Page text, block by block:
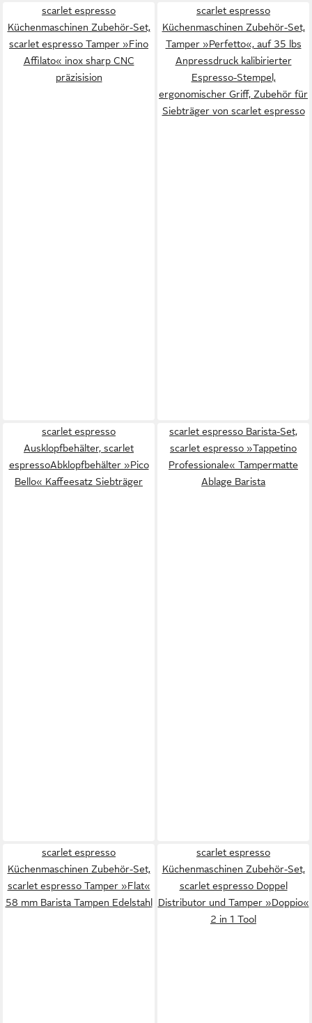
scarlet espresso
Küchenmaschinen Zubehör-Set,
scarlet espresso Tamper »Fino
Affilato« inox sharp CNC
präzisision
scarlet espresso
Küchenmaschinen Zubehör-Set,
Tamper »Perfetto«, auf 35 lbs
Anpressdruck kalibirierter
Espresso-Stempel,
ergonomischer Griff, Zubehör für
Siebträger von scarlet espresso
scarlet espresso
Ausklopfbehälter, scarlet
espressoAbklopfbehälter »Pico
Bello« Kaffeesatz Siebträger
scarlet espresso Barista-Set,
scarlet espresso »Tappetino
Professionale« Tampermatte
Ablage Barista
scarlet espresso
Küchenmaschinen Zubehör-Set,
scarlet espresso Tamper »Flat«
58 mm Barista Tampen Edelstahl
scarlet espresso
Küchenmaschinen Zubehör-Set,
scarlet espresso Doppel
Distributor und Tamper »Doppio«
2 in 1 Tool